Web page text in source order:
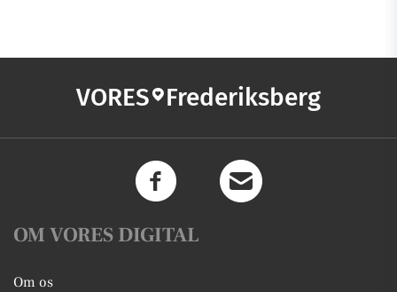
VORES Frederiksberg
OM VORES DIGITAL
Om os